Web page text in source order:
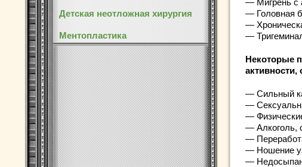
Детская неотложная хирургия
Ментопластика
— Мигрень с
— Головная
—
—
Некоторые
активности,
— Сильный
—
—
— Алкоголь,
—
— Ношение
—